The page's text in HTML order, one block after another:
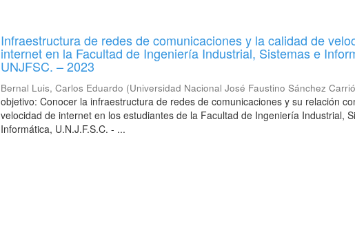
Infraestructura de redes de comunicaciones y la calidad de
internet en la Facultad de Ingeniería Industrial, Sistemas e
UNJFSC. – 2023
Bernal Luis, Carlos Eduardo (Universidad Nacional José Faustino Sánchez
objetivo: Conocer la infraestructura de redes de comunicaciones y su relación
velocidad de internet en los estudiantes de la Facultad de Ingeniería Industrial,
Informática, U.N.J.F.S.C. - ...